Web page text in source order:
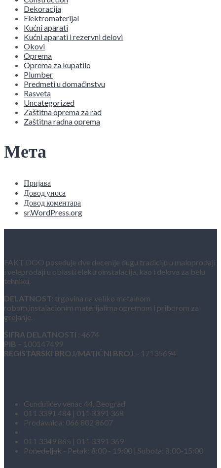
Dekoracija
Elektromaterijal
Kućni aparati
Kućni aparati i rezervni delovi
Okovi
Oprema
Oprema za kupatilo
Plumber
Predmeti u domaćinstvu
Rasveta
Uncategorized
Zaštitna oprema za rad
Zaštitna radna oprema
Мета
Пријава
Довод уноса
Довод коментара
sr.WordPress.org
FAKT DOO poseduje dve decenije dugu tradiciju u maloprodaji
i veleprodaji u oblasti elektroinstalacija, kao i delova za belu
tehniku.
DELATNOST: trgovina na veliko metalnom
robom,instalacionim materijalima opremom i priborom za
grejanje.
ŠIFRA DELATNOSTI : 4674
PIB – 100147499
REGISTARSKI BROJ/MATIČNI BROJ – 17135694
Gundulićev venac 44, Beograd
011 3391 484 | 011 3391 368
Prodavnica: 066 802 8607
011 3349 865 | 011 3391 369
Ponedeljak - Petak: 8:00 - 19:00 | Subota: 8:00-15:00